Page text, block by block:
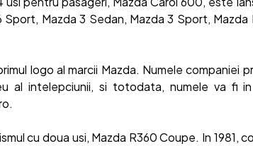
Sport, Mazda 3 Sedan, Mazda 3 Sport,
logo al marcii Mazda. Numele companiei
al intelepciunii, si totodata, numele va fi
cu doua usi, Mazda R360 Coupe. In 1981,